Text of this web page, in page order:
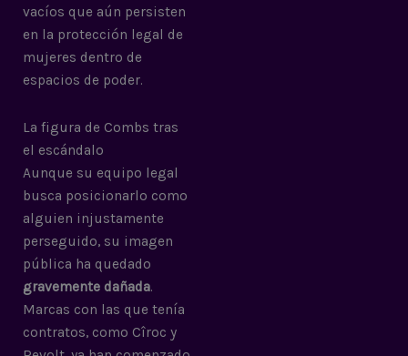
vacíos que aún persisten
en la protección legal de
mujeres dentro de
espacios de poder.
La figura de Combs tras
el escándalo
Aunque su equipo legal
busca posicionarlo como
alguien injustamente
perseguido, su imagen
pública ha quedado
gravemente dañada.
Marcas con las que tenía
contratos, como Cîroc y